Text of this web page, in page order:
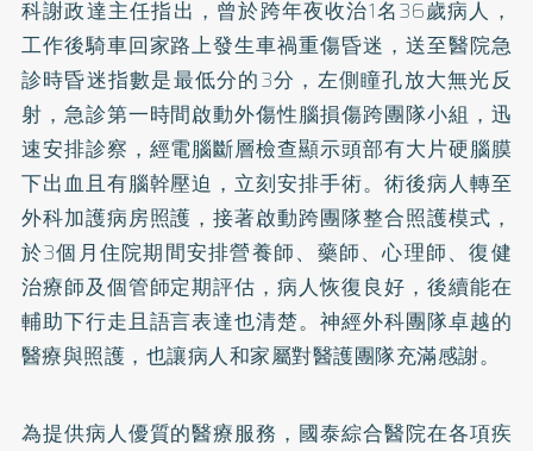
科謝政達主任指出，曾於跨年夜收治1名36歲病人，
工作後騎車回家路上發生車禍重傷昏迷，送至醫院急
診時昏迷指數是最低分的3分，左側瞳孔放大無光反
射，急診第一時間啟動外傷性腦損傷跨團隊小組，迅
速安排診察，經電腦斷層檢查顯示頭部有大片硬腦膜
下出血且有腦幹壓迫，立刻安排手術。術後病人轉至
外科加護病房照護，接著啟動跨團隊整合照護模式，
於3個月住院期間安排營養師、藥師、心理師、復健
治療師及個管師定期評估，病人恢復良好，後續能在
輔助下行走且語言表達也清楚。神經外科團隊卓越的
醫療與照護，也讓病人和家屬對醫護團隊充滿感謝。
為提供病人優質的醫療服務，國泰綜合醫院在各項疾